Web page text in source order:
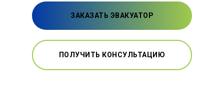
ЗАКАЗАТЬ ЭВАКУАТОР
ПОЛУЧИТЬ КОНСУЛЬТАЦИЮ